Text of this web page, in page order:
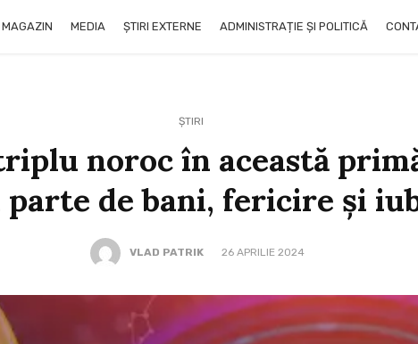
MAGAZIN MEDIA ȘTIRI EXTERNE ADMINISTRAȚIE ȘI POLITICĂ
ȘTIRI
noroc în această
parte de bani, fericire și
VLAD PATRIK 26 APRILIE 2024